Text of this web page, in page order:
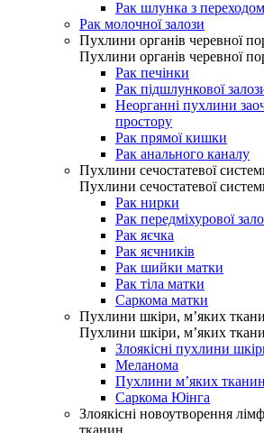
Рак шлунка з
Рак молочної залози
Пухлини органів черевної
Пухлини органів черевної
Рак печінки
Рак підшлункової
Неорганні пухлини
простору
Рак прямої кишки
Рак анального каналу
Пухлини сечостатевої
Пухлини сечостатевої
Рак нирки
Рак передміхурової
Рак яєчка
Рак яєчників
Рак шийки матки
Рак тіла матки
Саркома матки
Пухлини шкіри, м’яких
Пухлини шкіри, м’яких
Злоякісні пухлини
Меланома
Пухлини м’яких
Саркома Юінга
Злоякісні новоутворення
тканин